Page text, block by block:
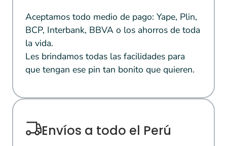
Aceptamos todo medio de pago: Yape, Plin,
BCP, Interbank, BBVA o los ahorros de toda
la vida.
Les brindamos todas las facilidades para
que tengan ese pin tan bonito que quieren.
Envíos a todo el Perú